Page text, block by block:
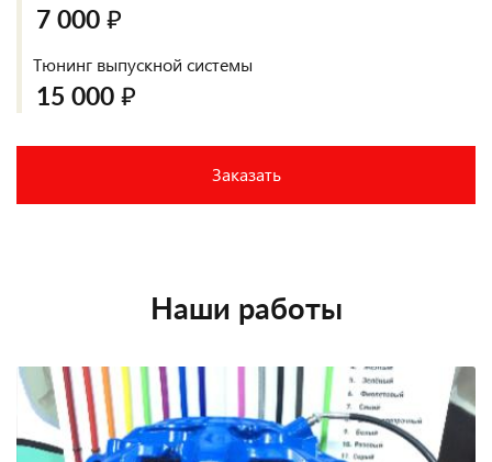
7 000 ₽
Тюнинг выпускной системы
15 000 ₽
Заказать
Наши работы